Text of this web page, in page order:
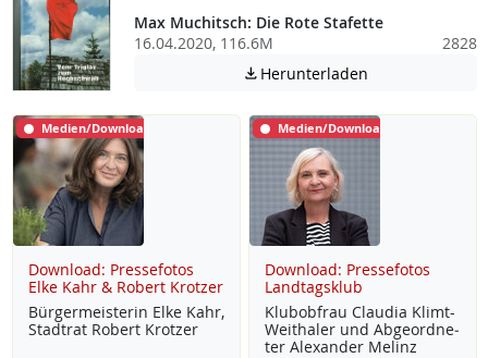
Max Muchitsch: Die Rote Stafette
16.04.2020, 116.6M
2828
 Herunterladen
Medien/Download
Download: Pressefotos
Elke Kahr & Robert Krotzer
Bür­ger­meis­te­rin El­ke Kahr,
Stadt­rat Robert Krot­zer
Medien/Download
Download: Pressefotos
Landtagsklub
Klu­b­ob­frau Clau­dia Klimt-
Weitha­ler und Ab­ge­ord­ne­
ter Alex­an­der Me­linz